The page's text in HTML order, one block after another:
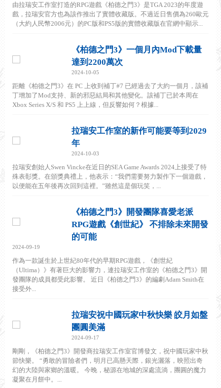
由拉瑞安工作室打造的RPG遊戲《柏德之門3》是TGA 2023的年度遊
戲，拉瑞安官方也為該作推出了實體收藏版。不過近日售價為260歐元
（大約人民幣2006元）的PC版和PS5版的實體收藏版在官網中顯示...
《柏德之門3》一個月內Mod下載量
達到2200萬次
2024-10-05
距離《柏德之門3》在 PC 上收到補丁#7 已經過去了大約一個月，該補
丁增加了Mod支持、新的邪惡結局和其他變化。該補丁已於本周在
Xbox Series X/S 和 PS5 上上線，但反響如何？根據...
拉瑞安工作室的新作可能要等到2029
年
2024-10-03
拉瑞安創始人Swen Vincke在近日的SEA Game Awards 2024上接受了特
殊表彰獎。在頒獎典禮上，他表示：“我們需要努力製作下一個遊戲，
以便能在五年後再次回到這裡。”雖然這是個玩笑，...
《柏德之門3》開發團隊喜愛老派
RPG遊戲《創世紀》 不排除未來開發
的可能
2024-09-19
作為一款誕生於上世紀80年代的早期RPG遊戲，《創世紀
（Ultima）》有著巨大的影響力，連拉瑞安工作室的《柏德之門3》開
發團隊的成員都受此影響。 近日《柏德之門3》的編劇Adam Smith在
接受外...
拉瑞安祝中國玩家中秋快樂 皎月如盤
團圓美滿
2024-09-17
剛剛，《柏德之門3》開發商拉瑞安工作室官博發文，祝中國玩家中秋
節快樂。 “勇敢的冒險者們，明月已高懸天際，銀光灑落，映照出奇
幻的大陸與家鄉的溫暖。 今晚，秘源在地城的深處流淌，團圓的魔力
凝聚在月餅中。...